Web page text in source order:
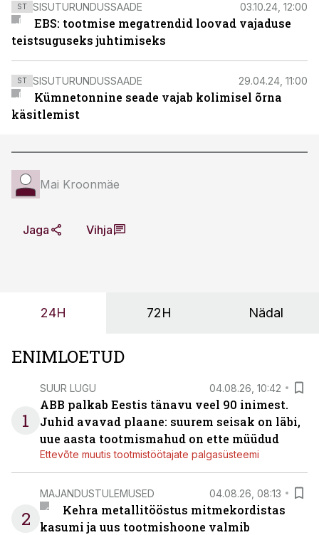
ST SISUTURUNDUSSAADE 03.10.24, 12:00
EBS: tootmise megatrendid loovad vajaduse
teistsuguseks juhtimiseks
ST SISUTURUNDUSSAADE 29.04.24, 11:00
Kümnetonnine seade vajab kolimisel õrna
käsitlemist
Mai Kroonmäe
Jaga Vihja
24H 72H Nädal
ENIMLOETUD
1
SUUR LUGU 04.08.26, 10:42
ABB palkab Eestis tänavu veel 90 inimest.
Juhid avavad plaane: suurem seisak on läbi,
uue aasta tootmismahud on ette müüdud
Ettevõte muutis tootmistöötajate palgasüsteemi
2
MAJANDUSTULEMUSED 04.08.26, 08:13
Kehra metallitööstus mitmekordistas
kasumi ja uus tootmishoone valmib